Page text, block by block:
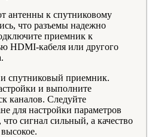
антенны к спутниковому
что разъемы надежно
приемник к
HDMI-кабеля или другого
спутниковый приемник.
и выполните
каналов. Следуйте
для настройки параметров
сигнал сильный, а качество